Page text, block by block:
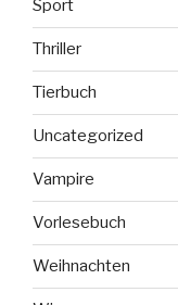
Sport
Thriller
Tierbuch
Uncategorized
Vampire
Vorlesebuch
Weihnachten